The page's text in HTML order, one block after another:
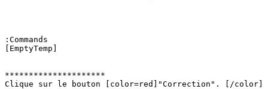
:Commands
[EmptyTemp]
*********************
Clique sur le bouton [color=red]"Correction". [/color]